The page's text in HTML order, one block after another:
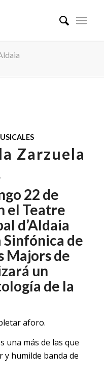
Zarzuela
22 de
el Teatre
d’Aldaia
Sinfónica de
Majors de
un
de la
aforo.
una más de las que
y humilde banda de